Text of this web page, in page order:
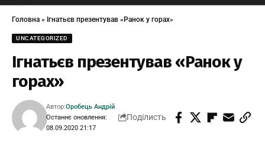
Головна » Ігнатьєв презентував «Ранок у горах»
UNCATEGORIZED
Ігнатьєв презентував «Ранок у
горах»
Останнє оновлення:
08.09.2020 21:17
Автор:Оробець Андрій
Поділисть